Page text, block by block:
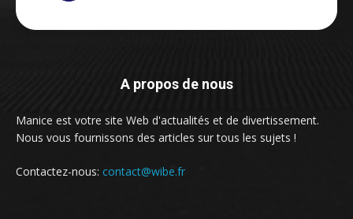
A propos de nous
Manice est votre site Web d'actualités et de divertissement.
Nous vous fournissons des articles sur tous les sujets !
Contactez-nous: contact@wibe.fr